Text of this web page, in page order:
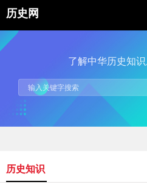
历史网
了解中华历史知
历史知识